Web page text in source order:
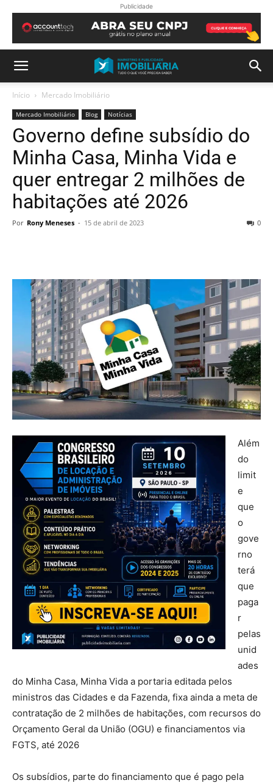
Publicidade
Início Mercado Imobiliário
Mercado Imobiliário Blog Notícias
Governo define subsídio do
Minha Casa, Minha Vida e
quer entregar 2 milhões de
habitações até 2026
Por Rony Meneses - 15 de abril de 2023 0
Além
do
limit
e
que
o
gove
rno
terá
que
paga
r
pelas
unid
ades
do Minha Casa, Minha Vida a portaria editada pelos
ministros das Cidades e da Fazenda, fixa ainda a meta de
contratação de 2 milhões de habitações, com recursos do
Orçamento Geral da União (OGU) e financiamentos via
FGTS, até 2026
Os subsídios, parte do financiamento que é pago pela